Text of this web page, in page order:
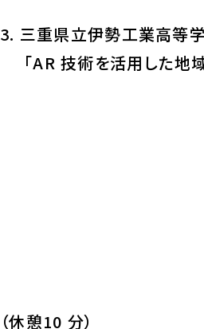
3. 三重県立伊勢工業高等
「AR 技術を活用した地
（休憩10 分）